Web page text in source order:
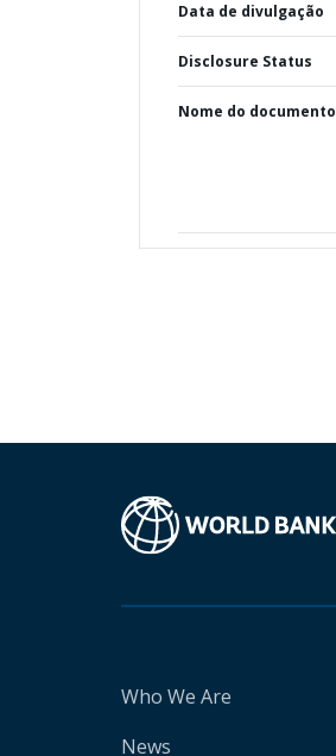
Data de divulgação
Disclosure Status
Nome do documento
Who We Are
News